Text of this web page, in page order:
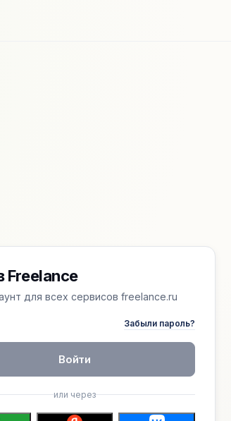
Freelance
для всех сервисов freelance.ru
Забыли пароль?
Войти
или через